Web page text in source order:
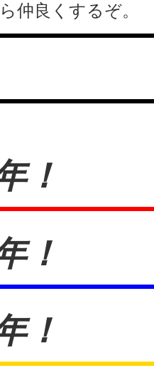
仲良くするぞ。
！
！
！